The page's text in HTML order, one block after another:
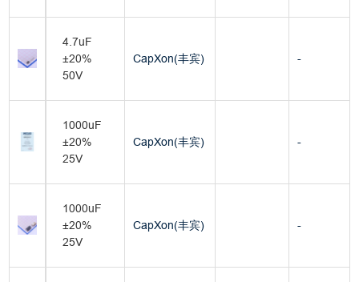
4.7uF
±20%
50V
CapXon(丰宾) -
1000uF
±20%
25V
CapXon(丰宾) -
1000uF
±20%
25V
CapXon(丰宾) -